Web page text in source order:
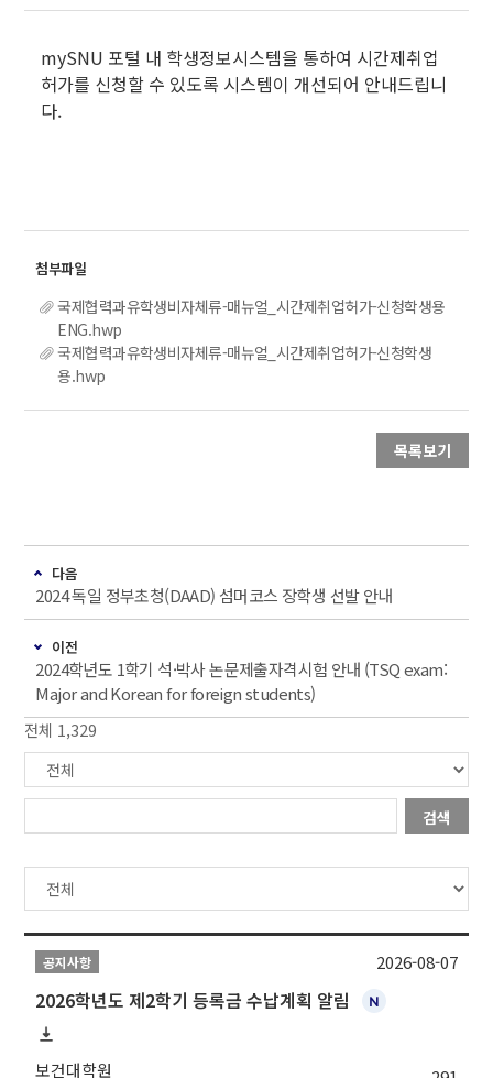
mySNU 포털 내 학생정보시스템을 통하여 시간제취업
허가를 신청할 수 있도록 시스템이 개선되어 안내드립니
다.
국제협력과유학생비자체류-매뉴얼_시간제취업허가-신청학생용
ENG.hwp
국제협력과유학생비자체류-매뉴얼_시간제취업허가-신청학생
용.hwp
목록보기
다음
2024 독일 정부초청(DAAD) 섬머코스 장학생 선발 안내
이전
2024학년도 1학기 석·박사 논문제출자격시험 안내 (TSQ exam:
Major and Korean for foreign students)
전체 1,329
검색
공지사항
2026학년도 제2학기 등록금 수납계획 알림
보건대학원
2026-08-07